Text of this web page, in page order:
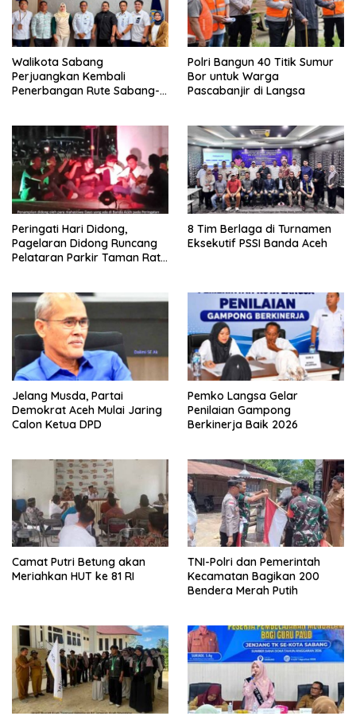
Walikota Sabang
Perjuangkan Kembali
Penerbangan Rute Sabang-
Polri Bangun 40 Titik Sumur
Bor untuk Warga
Pascabanjir di Langsa
Peringati Hari Didong,
Pagelaran Didong Runcang
Pelataran Parkir Taman Ratu
8 Tim Berlaga di Turnamen
Eksekutif PSSI Banda Aceh
Jelang Musda, Partai
Demokrat Aceh Mulai Jaring
Calon Ketua DPD
Pemko Langsa Gelar
Penilaian Gampong
Berkinerja Baik 2026
Camat Putri Betung akan
Meriahkan HUT ke 81 RI
TNI-Polri dan Pemerintah
Kecamatan Bagikan 200
Bendera Merah Putih